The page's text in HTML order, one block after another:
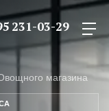
231-03-29
магазина